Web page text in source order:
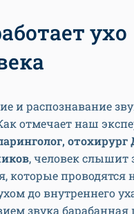
ухо
и распознавание
отмечает наш
, человек слышит
которые
до внутреннего
звука барабанная